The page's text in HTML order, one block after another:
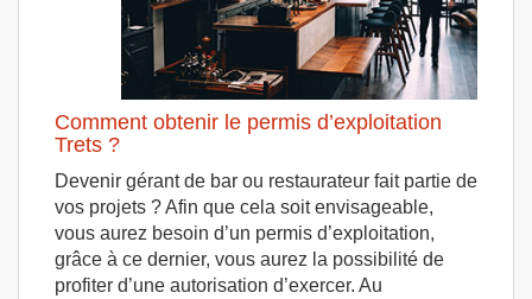
Comment obtenir le permis d’exploitation
Trets ?
Devenir gérant de bar ou restaurateur fait partie de
vos projets ? Afin que cela soit envisageable,
vous aurez besoin d’un permis d’exploitation,
grâce à ce dernier, vous aurez la possibilité de
profiter d’une autorisation d’exercer. Au